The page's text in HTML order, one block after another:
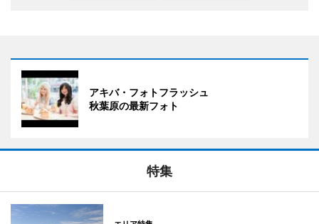
アキバ・フォトフラッシュ
秋葉原の最新フォト
特集